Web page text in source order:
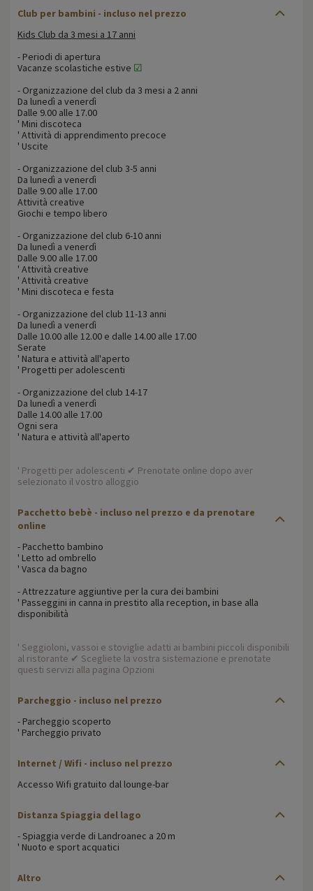
Club per bambini - incluso nel prezzo
Kids Club da 3 mesi a 17 anni
- Periodi di apertura
Vacanze scolastiche estive ☑
- Organizzazione del club da 3 mesi a 2 anni
Da lunedì a venerdì
Dalle 9.00 alle 17.00
' Mini discoteca
' Attività di apprendimento precoce
' Uscite
- Organizzazione del club 3-5 anni
Da lunedì a venerdì
Dalle 9.00 alle 17.00
Attività creative
Giochi e tempo libero
- Organizzazione del club 6-10 anni
Da lunedì a venerdì
Dalle 9.00 alle 17.00
' Attività creative
' Attività creative
' Mini discoteca e festa
- Organizzazione del club 11-13 anni
Da lunedì a venerdì
Dalle 10.00 alle 12.00 e dalle 14.00 alle 17.00
Serate
' Natura e attività all'aperto
' Progetti per adolescenti
- Organizzazione del club 14-17
Da lunedì a venerdì
Dalle 14.00 alle 17.00
Ogni sera
' Natura e attività all'aperto
' Progetti per adolescenti ✔ Prenotate online dopo aver
selezionato il vostro alloggio
Pacchetto bebè - incluso nel prezzo e da prenotare
online
- Pacchetto bambino
' Letto ad ombrello
' Vasca da bagno
- Attrezzature aggiuntive per la cura dei bambini
' Passeggini in canna in prestito alla reception, in base alla
disponibilità
' Seggioloni, vassoi e stoviglie adatti ai bambini piccoli disponibili
al ristorante ✔ Scegliete la vostra sistemazione e prenotate
questi servizi alla pagina Opzioni
Parcheggio - incluso nel prezzo
- Parcheggio scoperto
' Parcheggio privato
Internet / Wifi - incluso nel prezzo
Accesso Wifi gratuito dal lounge-bar
Distanza Spiaggia del lago
- Spiaggia verde di Landroanec a 20 m
' Nuoto e sport acquatici
Altro